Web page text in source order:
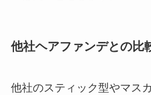
他社ヘアファンデとの比
他社のスティック型やマス